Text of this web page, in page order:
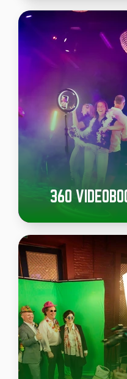
360